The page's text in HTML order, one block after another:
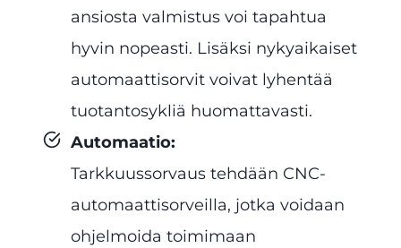
ansiosta valmistus voi tapahtua
hyvin nopeasti. Lisäksi nykyaikaiset
automaattisorvit voivat lyhentää
tuotantosykliä huomattavasti.
Automaatio:
Tarkkuussorvaus tehdään CNC-
automaattisorveilla, jotka voidaan
ohjelmoida toimimaan